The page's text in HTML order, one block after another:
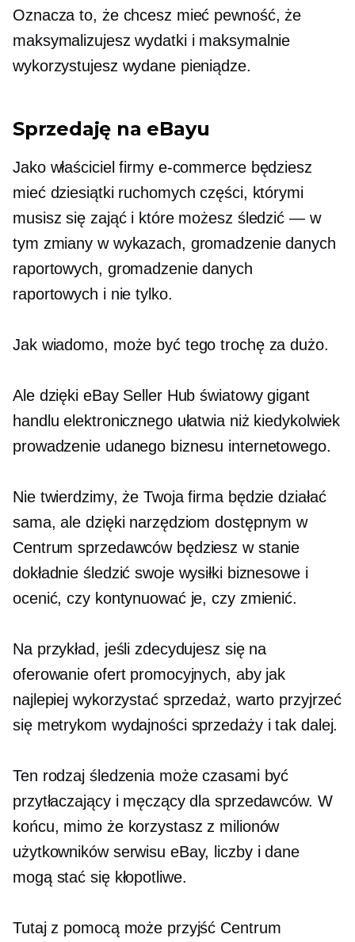
Oznacza to, że chcesz mieć pewność, że
maksymalizujesz wydatki i maksymalnie
wykorzystujesz wydane pieniądze.
Sprzedaję na eBayu
Jako właściciel firmy e-commerce będziesz
mieć dziesiątki ruchomych części, którymi
musisz się zająć i które możesz śledzić — w
tym zmiany w wykazach, gromadzenie danych
raportowych, gromadzenie danych
raportowych i nie tylko.
Jak wiadomo, może być tego trochę za dużo.
Ale dzięki eBay Seller Hub światowy gigant
handlu elektronicznego ułatwia niż kiedykolwiek
prowadzenie udanego biznesu internetowego.
Nie twierdzimy, że Twoja firma będzie działać
sama, ale dzięki narzędziom dostępnym w
Centrum sprzedawców będziesz w stanie
dokładnie śledzić swoje wysiłki biznesowe i
ocenić, czy kontynuować je, czy zmienić.
Na przykład, jeśli zdecydujesz się na
oferowanie ofert promocyjnych, aby jak
najlepiej wykorzystać sprzedaż, warto przyjrzeć
się metrykom wydajności sprzedaży i tak dalej.
Ten rodzaj śledzenia może czasami być
przytłaczający i męczący dla sprzedawców. W
końcu, mimo że korzystasz z milionów
użytkowników serwisu eBay, liczby i dane
mogą stać się kłopotliwe.
Tutaj z pomocą może przyjść Centrum